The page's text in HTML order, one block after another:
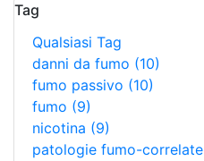
Tag
Qualsiasi Tag
danni da fumo (10)
fumo passivo (10)
fumo (9)
nicotina (9)
patologie fumo-correlate